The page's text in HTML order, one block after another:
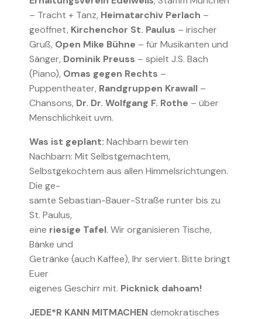
– Tracht + Tanz, Heimatarchiv Perlach –
geöffnet, Kirchenchor St. Paulus – irischer
Gruß, Open Mike Bühne – für Musikanten und
Sänger, Dominik Preuss – spielt J.S. Bach
(Piano), Omas gegen Rechts –
Puppentheater, Randgruppen Krawall –
Chansons, Dr. Dr. Wolfgang F. Rothe – über
Menschlichkeit uvm.
Was ist geplant: Nachbarn bewirten
Nachbarn: Mit Selbstgemachtem,
Selbstgekochtem aus allen Himmelsrichtungen.
Die ge-
samte Sebastian-Bauer-Straße runter bis zu
St. Paulus,
eine riesige Tafel. Wir organisieren Tische,
Bänke und
Getränke (auch Kaffee), Ihr serviert. Bitte bringt
Euer
eigenes Geschirr mit. Picknick dahoam!
JEDE*R KANN MITMACHENdemokratisches